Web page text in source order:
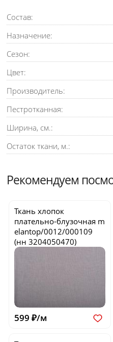
Состав:
Назначение:
Сезон:
Цвет:
Производитель:
Пестротканная:
Ширина, см.:
Остаток ткани, м.:
Рекомендуем
Ткань хлопок
плательно-блузочная m
elantop/0012/000109
(нн 3204050470)
599 ₽/м